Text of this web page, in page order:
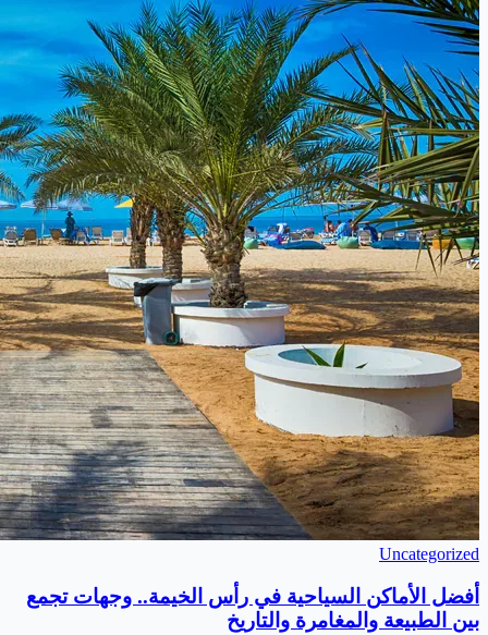
Uncategorized
أفضل الأماكن السياحية في رأس الخيمة.. وجهات تجمع
بين الطبيعة والمغامرة والتاريخ